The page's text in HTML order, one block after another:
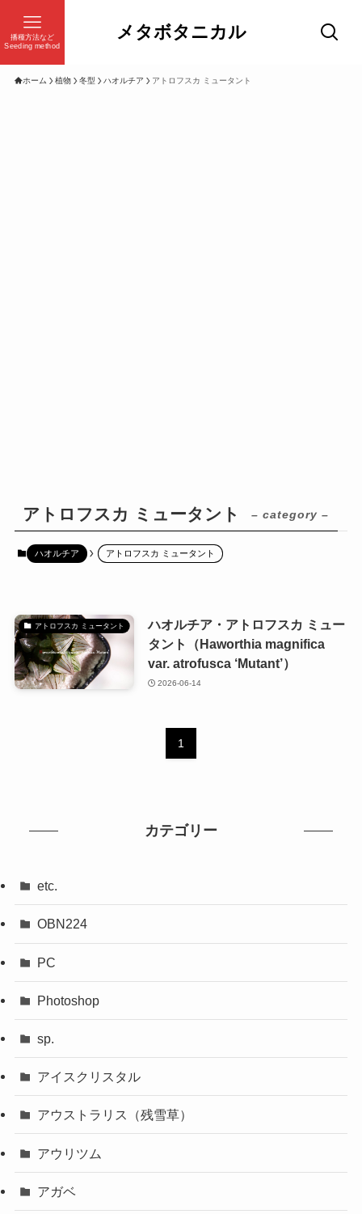
メタボタニカル
播種方法など
Seeding method
ホーム 植物 冬型 ハオルチア アトロフスカ ミュータント
アトロフスカ ミュータント – category –
ハオルチア アトロフスカ ミュータント
アトロフスカ ミュータント
ハオルチア・アトロフスカ ミュー
タント（Haworthia magnifica
var. atrofusca ‘Mutant’）
2026-06-14
1
カテゴリー
etc.
OBN224
PC
Photoshop
sp.
アイスクリスタル
アウストラリス（残雪草）
アウリツム
アガベ